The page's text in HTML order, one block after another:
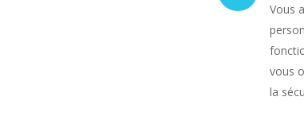
Vous
vous
la